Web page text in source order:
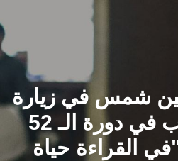
القطاعـات
الشئون الأكاديمية
البحث العلمي
شمس في زيارة
لمعرض الكتاب في دورة الـ 52